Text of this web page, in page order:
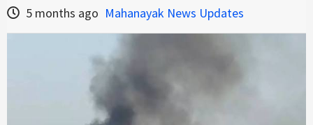
5 months ago Mahanayak News Updates